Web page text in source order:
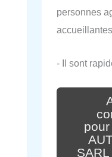
personnes
- Il sont